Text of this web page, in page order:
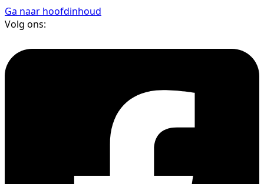
Ga naar hoofdinhoud
Volg ons: